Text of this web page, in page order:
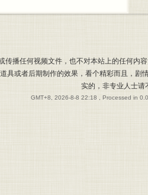
播任何视频文件，也不对本站上的任何内
具或者后期制作的效果，看个精彩而且，剧
实的，非专业人士请
GMT+8, 2026-8-8 22:18 , Processed in